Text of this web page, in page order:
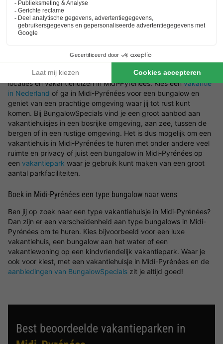
helpen je graag in Midi-Pyrénées een bungalow te boeken. Wil
jij er op het laatste moment even tussenuit? Kies dan voor een
last minute vakantiehuisje.
Wat voor type bungalow in Midi-Pyrénées wil jij boeken en in
welke omgeving wil jij zitten? Laat je inspireren door de mooiste
locaties en vakantiehuizen in Midi-Pyrénées. Kies eenvakantie
in Nederland of ga in Midi-Pyrénées voor een bungalow en
geniet van een prachtige omgeving waar jij tot rust kunt
komen. Bij BungalowSpecials vind je een groot aanbod aan
vakantiehuisjes in een bosrijke omgeving, aan zee, tussen de
bergen of in een rustige omgeving. Het is dus mogelijk om een
vakantiehuis in Midi-Pyrénées te huren met onder andere veel
ruimte en privacy of juist een bungalow in Midi-Pyrénées op
een vakantiepark waar je gebruik kunt maken van een groot
aantal parkfaciliteiten.
Boek in Midi-Pyrénées een type bungalow naar wens
Ben jij op zoek naar een type vakantiehuisje in Midi-Pyrénées?
Dan zijn er een verscheidenheid aan type bungalows in Midi-
Pyrénées om te huren. Kies bijvoorbeeld voor een luxe
vakantiehuis, een bungalow aan het water of een
vakantiewoning op een kindvriendelijk vakantiepark. Waar je
ook voor kiest, met een vakantiehuisje in Midi-Pyrénées en de
aanbiedingen van BungalowSpecials zit je altijd goed!
Best beoordeelde vakantieparken in